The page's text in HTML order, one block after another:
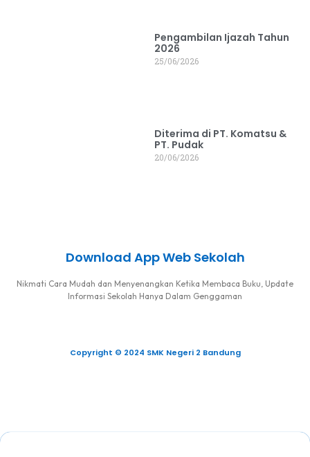
Pengambilan Ijazah Tahun
2026
25/06/2026
Diterima di PT. Komatsu &
PT. Pudak
20/06/2026
Download App Web Sekolah
Nikmati Cara Mudah dan Menyenangkan Ketika Membaca Buku, Update
Informasi Sekolah Hanya Dalam Genggaman
Copyright © 2024 SMK Negeri 2 Bandung